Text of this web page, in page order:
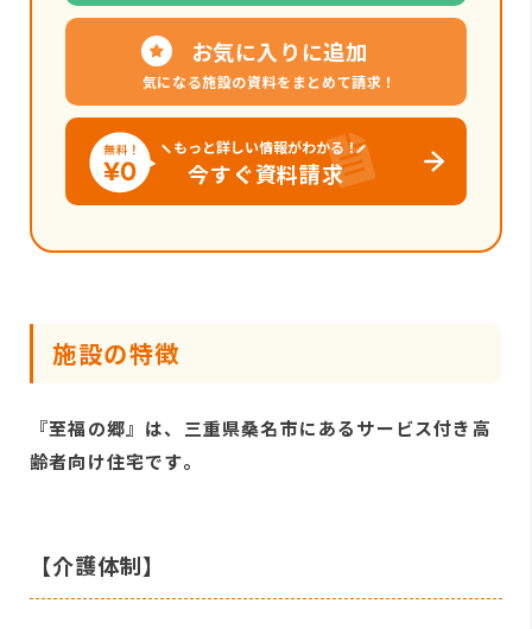
お気に入りに追加
気になる施設の資料をまとめて請求！
もっと詳しい情報がわかる！
今すぐ資料請求
施設の特徴
『至福の郷』は、三重県桑名市にあるサービス付き高
齢者向け住宅です。
【介護体制】